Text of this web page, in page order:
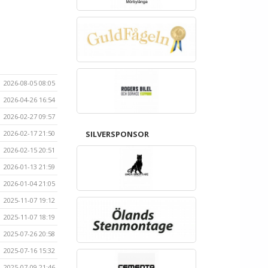
2026-08-05 08:05
2026-04-26 16:54
2026-02-27 09:57
2026-02-17 21:50
2026-02-15 20:51
2026-01-13 21:59
2026-01-04 21:05
2025-11-07 19:12
2025-11-07 18:19
2025-07-26 20:58
2025-07-16 15:32
SILVERSPONSOR